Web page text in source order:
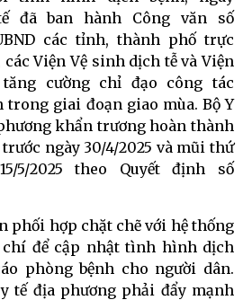
đã ban hành Công văn số
các tỉnh, thành phố trực
Viện Vệ sinh dịch tễ và Viện
tăng cường chỉ đạo công tác
trong giai đoạn giao mùa. Bộ Y
khẩn trương hoàn thành
ngày 30/4/2025 và mũi thứ
5/2025 theo Quyết định số
phối hợp chặt chẽ với hệ thống
chí để cập nhật tình hình dịch
phòng bệnh cho người dân.
tế địa phương phải đẩy mạnh